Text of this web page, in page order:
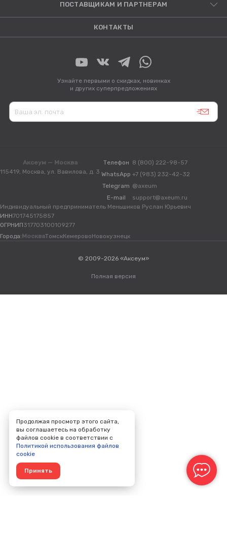
ПОСТАВЩИКАМ И ПАРТНЕРАМ
КОНТАКТЫ
Узнайте первыми о скидках, новинках
и других суперпредложениях
Аксеум — Москва
115419, Москва, ул. Вавилова, д. 3
Телефон 8 (800) 222-98-57
WhatsApp +7 (983) 232-42-32
Telegram @axeum
E-mail
support@axeum.ru
Индивидуальный предприниматель Меньшиков Руслан Юрьевич
ИНН701745175857
ОГРНИП317703100109277
Города: МоскваТомскКемеровоНовокузнецк
© 2009-2026 «Аксеум»
Полная версия
Продолжая просмотр этого сайта,
вы соглашаетесь на обработку
файлов cookie в соответствии с
Политикой использования файлов
cookie
Принять